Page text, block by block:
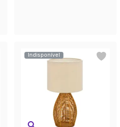
Indisponível